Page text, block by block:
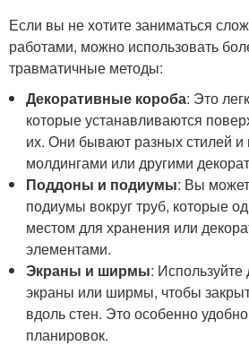
Если вы не хотите заниматься
работами, можно использовать
травматичные методы:
Декоративные короба: Это
которые устанавливаются
их. Они бывают разных стилей
молдингами или другими
Поддоны и подиумы: Вы
подиумы вокруг труб, которые
местом для хранения или
элементами.
Экраны и ширмы:
экраны или ширмы, чтобы
вдоль стен. Это особенно
планировок.